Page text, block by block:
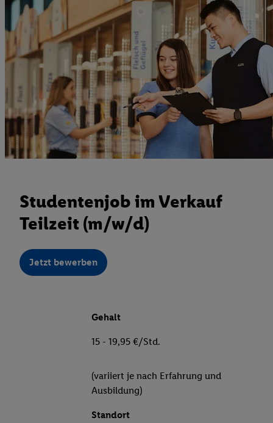
Studentenjob im Verkauf
Teilzeit (m/w/d)
Jetzt bewerben
Gehalt
15 - 19,95 €/Std.
(variiert je nach Erfahrung und
Ausbildung)
Standort